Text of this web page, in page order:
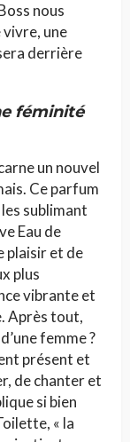
nous
une
derrière
féminité
un nouvel
Ce parfum
sublimant
Eau de
plaisir et de
plus
vibrante et
Après tout,
femme ?
présent et
de chanter et
si bien
« la